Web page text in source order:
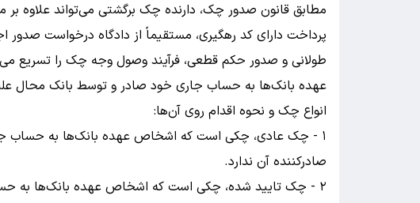
مطابق قانون صدور چک، دارنده چک برگشتی می‌تواند علاوه بر
پرداخت دارای کد رهگیری، مستقیماً از دادگاه درخواست صدور
طولانی و صدور حکم قطعی، فرآیند وصول وجه چک را
عهده بانک‌ها به حساب جاری خود صادر و توسط بانک محال
انواع چک و نحوه اقدام روی آن‌ها:
۱ - چک عادی، چکی است که اشخاص عهده بانک‌ها به حساب
صادرکننده آن ندارد.
۲ - چک تایید شده، چکی است که اشخاص عهده بانک‌ها به